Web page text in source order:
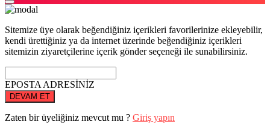
Sitemize üye olarak beğendiğiniz içerikleri favorilerinize ekleyebilir,
kendi ürettiğiniz ya da internet üzerinde beğendiğiniz içerikleri
sitemizin ziyaretçilerine içerik gönder seçeneği ile sunabilirsiniz.
EPOSTA ADRESİNİZ
DEVAM ET
Zaten bir üyeliğiniz mevcut mu ? Giriş yapın